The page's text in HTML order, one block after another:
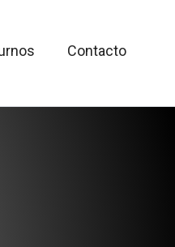
Contacto